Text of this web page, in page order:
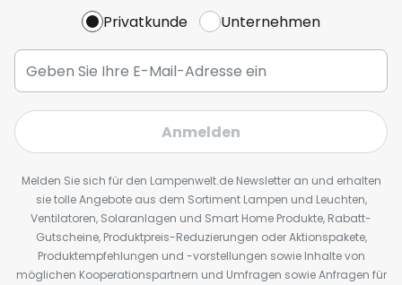
Privatkunde Unternehmen
Anmelden
Melden Sie sich für den Lampenwelt.de Newsletter an und erhalten
sie tolle Angebote aus dem Sortiment Lampen und Leuchten,
Ventilatoren, Solaranlagen und Smart Home Produkte, Rabatt-
Gutscheine, Produktpreis-Reduzierungen oder Aktionspakete,
Produktempfehlungen und -vorstellungen sowie Inhalte von
möglichen Kooperationspartnern und Umfragen sowie Anfragen für